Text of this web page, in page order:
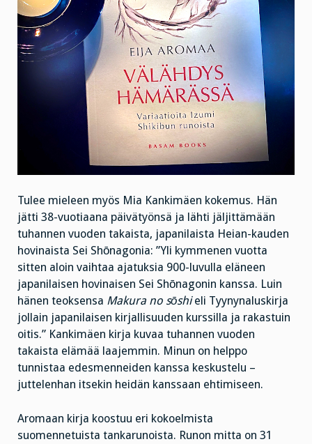
Tulee mieleen myös Mia Kankimäen kokemus. Hän
jätti 38-vuotiaana päivätyönsä ja lähti jäljittämään
tuhannen vuoden takaista, japanilaista Heian-kauden
hovinaista Sei Shōnagonia: ”Yli kymmenen vuotta
sitten aloin vaihtaa ajatuksia 900-luvulla eläneen
japanilaisen hovinaisen Sei Shōnagonin kanssa. Luin
hänen teoksensa Makura no sōshieli Tyynynaluskirja
jollain japanilaisen kirjallisuuden kurssilla ja rakastuin
oitis.” Kankimäen kirja kuvaa tuhannen vuoden
takaista elämää laajemmin. Minun on helppo
tunnistaa edesmenneiden kanssa keskustelu –
juttelenhan itsekin heidän kanssaan ehtimiseen.
Aromaan kirja koostuu eri kokoelmista
suomennetuista tankarunoista. Runon mitta on 31